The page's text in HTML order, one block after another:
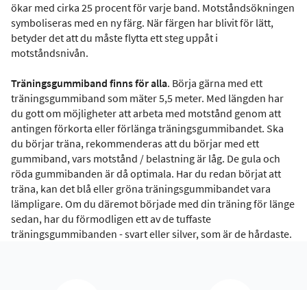
ökar med cirka 25 procent för varje band. Motståndsökningen
symboliseras med en ny färg. När färgen har blivit för lätt,
betyder det att du måste flytta ett steg uppåt i
motståndsnivån.
Träningsgummiband finns för alla. Börja gärna med ett
träningsgummiband som mäter 5,5 meter. Med längden har
du gott om möjligheter att arbeta med motstånd genom att
antingen förkorta eller förlänga träningsgummibandet. Ska
du börjar träna, rekommenderas att du börjar med ett
gummiband, vars motstånd / belastning är låg. De gula och
röda gummibanden är då optimala. Har du redan börjat att
träna, kan det blå eller gröna träningsgummibandet vara
lämpligare. Om du däremot började med din träning för länge
sedan, har du förmodligen ett av de tuffaste
träningsgummibanden - svart eller silver, som är de hårdaste.